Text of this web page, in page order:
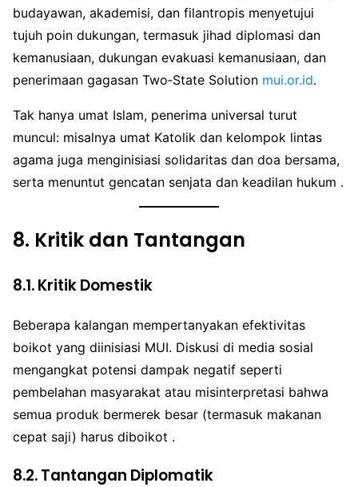
budayawan, akademisi, dan filantropis menyetujui
tujuh poin dukungan, termasuk jihad diplomasi dan
kemanusiaan, dukungan evakuasi kemanusiaan, dan
penerimaan gagasan Two‑State Solution mui.or.id.
Tak hanya umat Islam, penerima universal turut
muncul: misalnya umat Katolik dan kelompok lintas
agama juga menginisiasi solidaritas dan doa bersama,
serta menuntut gencatan senjata dan keadilan hukum .
8. Kritik dan Tantangan
8.1. Kritik Domestik
Beberapa kalangan mempertanyakan efektivitas
boikot yang diinisiasi MUI. Diskusi di media sosial
mengangkat potensi dampak negatif seperti
pembelahan masyarakat atau misinterpretasi bahwa
semua produk bermerek besar (termasuk makanan
cepat saji) harus diboikot .
8.2. Tantangan Diplomatik